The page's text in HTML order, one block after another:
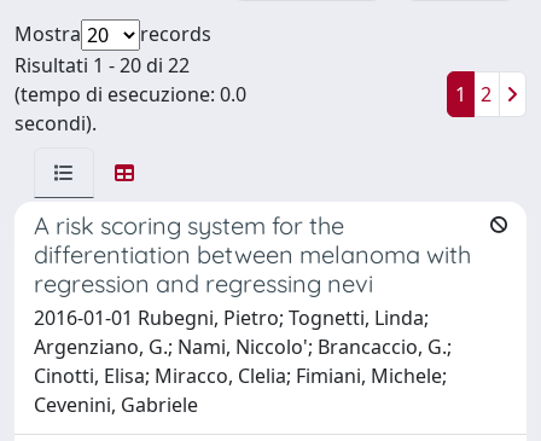
Mostra
records
Risultati 1 - 20 di 22
(tempo di esecuzione: 0.0
secondi).
1 2
A risk scoring system for the
differentiation between melanoma with
regression and regressing nevi
2016-01-01 Rubegni, Pietro; Tognetti, Linda;
Argenziano, G.; Nami, Niccolo'; Brancaccio, G.;
Cinotti, Elisa; Miracco, Clelia; Fimiani, Michele;
Cevenini, Gabriele